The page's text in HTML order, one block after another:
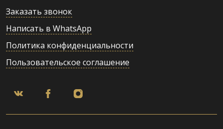
Заказать звонок
Написать в WhatsApp
Политика конфиденциальности
Пользовательское соглашение